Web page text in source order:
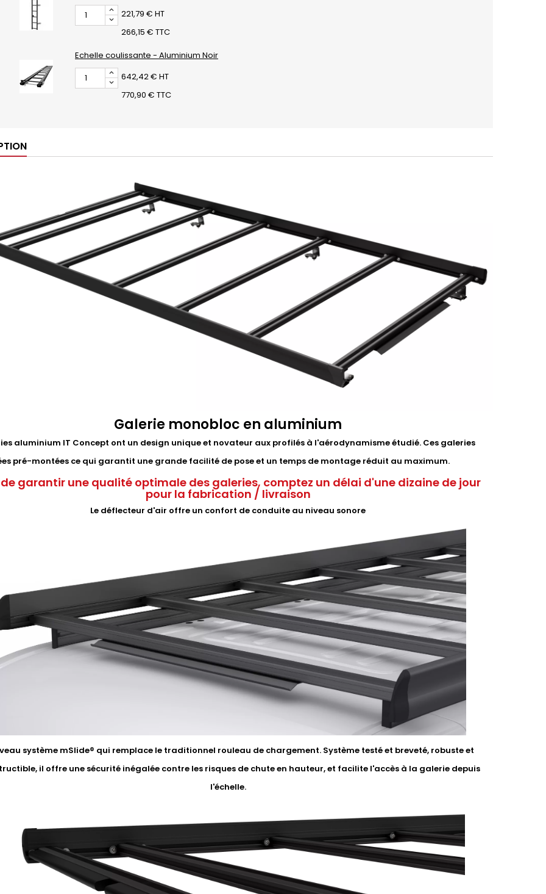
221,79 € HT
266,15 € TTC
Echelle coulissante - Aluminium Noir
642,42 € HT
770,90 € TTC
Galerie monobloc en aluminium
aluminium IT Concept ont un design unique et novateur aux profilés à l'aérodynamisme étudié. Ces galeries
pré-montées ce qui garantit une grande facilité de pose et un temps de montage réduit au maximum.
garantir une qualité optimale des galeries, comptez un délai d'une dizaine de jour
pour la fabrication / livraison
Le déflecteur d'air offre un confort de conduite au niveau sonore
système mSlide® qui remplace le traditionnel rouleau de chargement. Système testé et breveté, robuste et
il offre une sécurité inégalée contre les risques de chute en hauteur, et facilite l'accès à la galerie depuis
l'échelle.